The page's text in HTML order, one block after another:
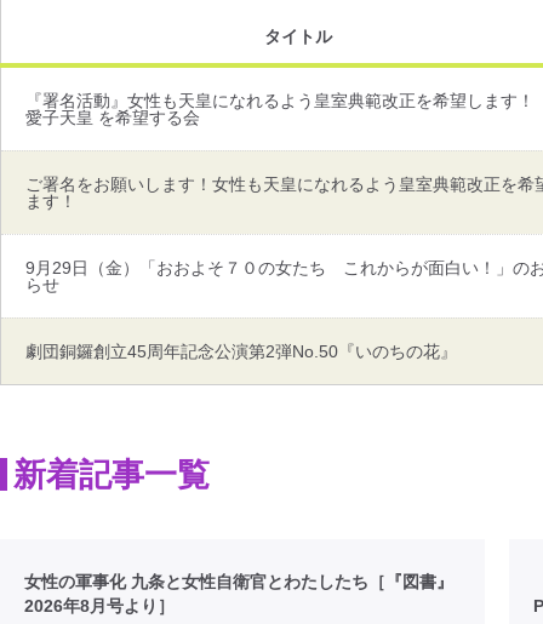
タイトル
『署名活動』女性も天皇になれるよう皇室典範改正を希望します
愛子天皇 を希望する会
ご署名をお願いします！女性も天皇になれるよう皇室典範改正を希
ます！
9月29日（金）「おおよそ７０の女たち これからが面白い！」の
らせ
劇団銅鑼創立45周年記念公演第2弾No.50『いのちの花』
新着記事一覧
女性の軍事化 九条と女性自衛官とわたしたち［『図書』
2026年8月号より］